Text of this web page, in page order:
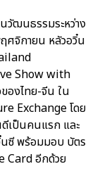
วัฒนธรรมระหว่าง
ศจิกายน หลัวอวิ๋น
Show with
องไทย-จีน ใน
Exchange โดย
เป็นคนแรก และ
นซี พร้อมมอบ บัตร
Card อีกด้วย